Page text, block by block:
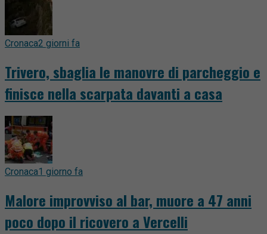
Cronaca2 giorni fa
Trivero, sbaglia le manovre di parcheggio e
finisce nella scarpata davanti a casa
Cronaca1 giorno fa
Malore improvviso al bar, muore a 47 anni
poco dopo il ricovero a Vercelli